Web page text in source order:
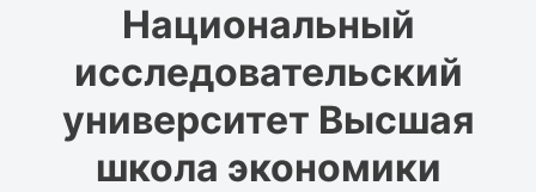
Национальный
исследовательский
университет Высшая
школа экономики